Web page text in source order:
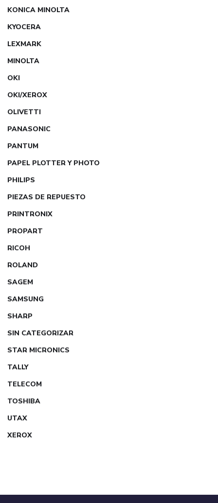
KONICA MINOLTA
KYOCERA
LEXMARK
MINOLTA
OKI
OKI/XEROX
OLIVETTI
PANASONIC
PANTUM
PAPEL PLOTTER Y PHOTO
PHILIPS
PIEZAS DE REPUESTO
PRINTRONIX
PROPART
RICOH
ROLAND
SAGEM
SAMSUNG
SHARP
SIN CATEGORIZAR
STAR MICRONICS
TALLY
TELECOM
TOSHIBA
UTAX
XEROX